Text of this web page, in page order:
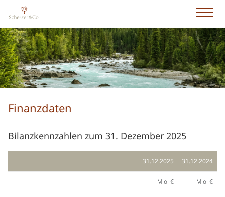
Finanzdaten
Bilanzkennzahlen zum 31. Dezember 2025
31.12.2025 31.12.2024
Mio. € Mio. €